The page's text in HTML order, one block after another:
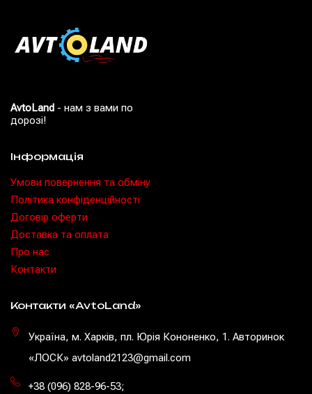
AvtoLand - нам з вами по
дорозі!
Інформація
Умови повернення та обміну
Політика конфіденційності
Договір оферти
Доставка та оплата
Про нас
Контакти
Контакти «AvtoLand»
Україна, м. Харків, пл. Юрія Кононенко, 1. Авторинок
«ЛОСК» avtoland2123@gmail.com
+38 (096) 828-96-53;